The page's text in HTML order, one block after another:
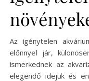
Az igénytelen
előnnyel jár,
ismerkednek az
elegendő idejük és